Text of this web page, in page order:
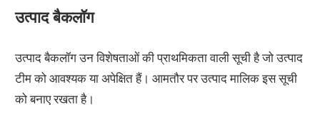
उत्पाद बैकलॉग
उत्पाद बैकलॉग उन विशेषताओं की प्राथमिकता वाली सूची है जो उत्पाद
टीम को आवश्यक या अपेक्षित हैं। आमतौर पर उत्पाद मालिक इस सूची
को बनाए रखता है।